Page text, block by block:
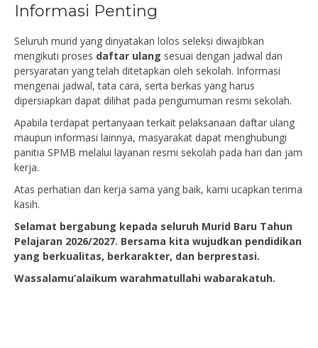
Informasi Penting
Seluruh murid yang dinyatakan lolos seleksi diwajibkan
mengikuti proses daftar ulang sesuai dengan jadwal dan
persyaratan yang telah ditetapkan oleh sekolah. Informasi
mengenai jadwal, tata cara, serta berkas yang harus
dipersiapkan dapat dilihat pada pengumuman resmi sekolah.
Apabila terdapat pertanyaan terkait pelaksanaan daftar ulang
maupun informasi lainnya, masyarakat dapat menghubungi
panitia SPMB melalui layanan resmi sekolah pada hari dan jam
kerja.
Atas perhatian dan kerja sama yang baik, kami ucapkan terima
kasih.
Selamat bergabung kepada seluruh Murid Baru Tahun
Pelajaran 2026/2027. Bersama kita wujudkan pendidikan
yang berkualitas, berkarakter, dan berprestasi.
Wassalamu’alaikum warahmatullahi wabarakatuh.